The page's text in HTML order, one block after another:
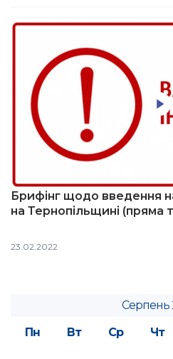
Брифінг щодо введення
на Тернопільщині (пряма
23.02.2022
Серпень
Пн
Вт Ср Чт